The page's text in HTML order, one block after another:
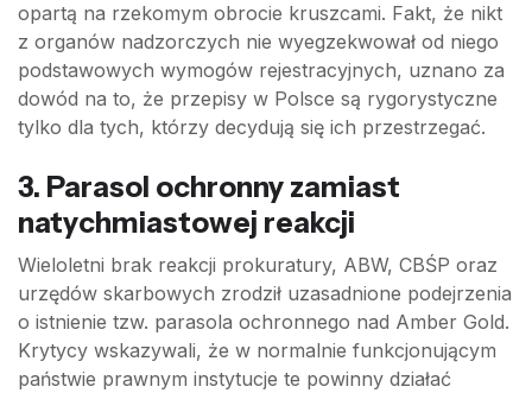
opartą na rzekomym obrocie kruszcami. Fakt, że nikt
z organów nadzorczych nie wyegzekwował od niego
podstawowych wymogów rejestracyjnych, uznano za
dowód na to, że przepisy w Polsce są rygorystyczne
tylko dla tych, którzy decydują się ich przestrzegać.
3. Parasol ochronny zamiast
natychmiastowej reakcji
Wieloletni brak reakcji prokuratury, ABW, CBŚP oraz
urzędów skarbowych zrodził uzasadnione podejrzenia
o istnienie tzw. parasola ochronnego nad Amber Gold.
Krytycy wskazywali, że w normalnie funkcjonującym
państwie prawnym instytucje te powinny działać